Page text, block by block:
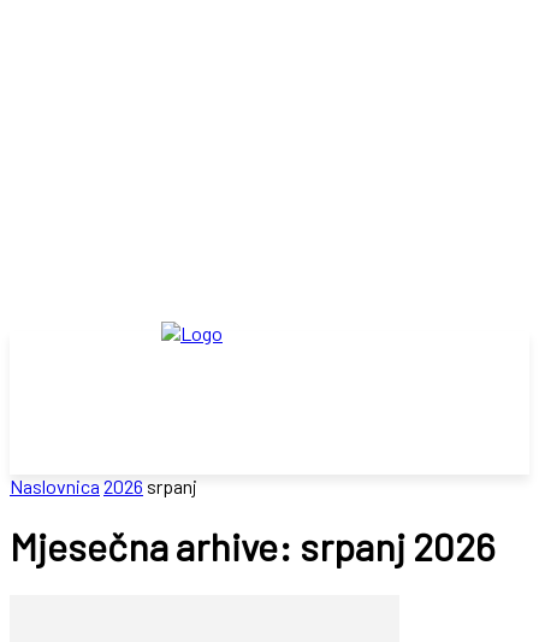
Naslovnica 2026 srpanj
Mjesečna arhive: srpanj 2026